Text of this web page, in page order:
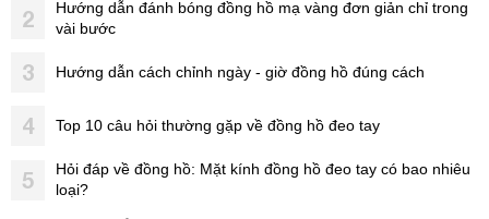
2
Hướng dẫn đánh bóng đồng hồ mạ vàng đơn giản chỉ trong
vài bước
3 Hướng dẫn cách chỉnh ngày - giờ đồng hồ đúng cách
4 Top 10 câu hỏi thường gặp về đồng hồ đeo tay
5
Hỏi đáp về đồng hồ: Mặt kính đồng hồ đeo tay có bao nhiêu
loại?